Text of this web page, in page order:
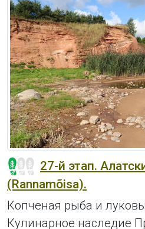
27-й этап.
(Rannamõisa).
Копченая рыба и
Кулинарное наследие